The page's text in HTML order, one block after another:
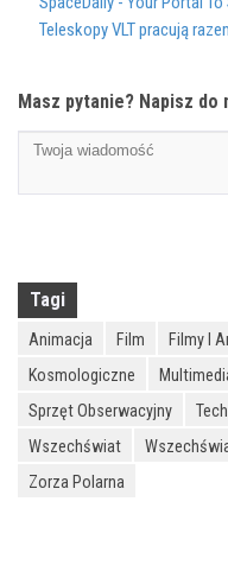
Teleskopy VLT pracują
Masz pytanie? Napisz do
Tagi
Animacja Film Filmy I
Kosmologiczne
Sprzęt Obserwacyjny
Wszechświat
Zorza Polarna